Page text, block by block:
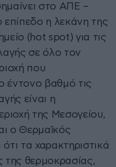
στο ΑΠΕ –
επίπεδο η λεκάνη της
(hot spot) για τις
σε όλο τον
που
έντονο βαθμό τις
είναι η
της Μεσογείου,
ο Θερμαϊκός
τα χαρακτηριστικά
της θερμοκρασίας,